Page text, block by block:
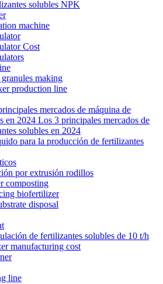
solubles NPK
machine
Cost
making
production line
mercados de máquina de
en 2024 Los 3 principales mercados de
solubles en 2024
para la producción de fertilizantes
por extrusión rodillos
composting
biofertilizer
disposal
de fertilizantes solubles de 10 t/h
manufacturing cost
line